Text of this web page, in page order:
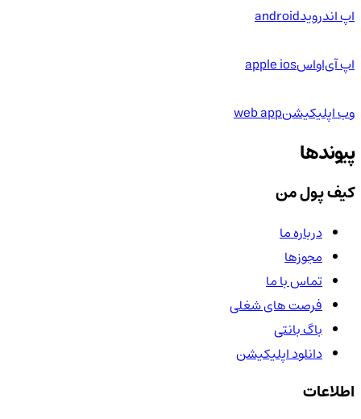
اپ اندرویدandroid
اپ آی‌او‌اسapple ios
وب اپلیکیشنweb app
پیوندها
کیف پول من
درباره ما
مجوزها
تماس با ما
فرصت های شغلی
باگ بانتی
دانلود اپلیکیشن
اطلاعات